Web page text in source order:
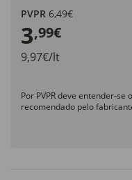
PVPR 6,49€
3,99€
9,97€/lt
Por PVPR deve entender-
recomendado pelo